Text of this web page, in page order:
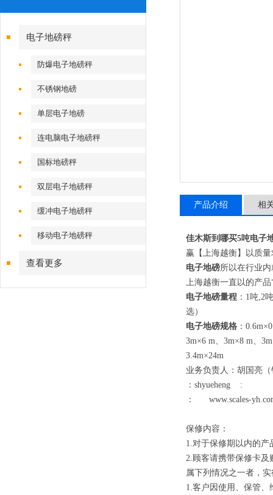
电子地磅秤
防爆电子地磅秤
不锈钢地磅
单层电子地磅
连电脑电子地磅秤
国标地磅秤
双层电子地磅秤
缓冲电子地磅秤
移动电子地磅秤
查看更多
产品介绍 相
佳木斯到哪买5吨电子
赢【上海越衡】以质
电子地磅所以在行业
上海越衡一直以的产品
电子地磅量程 ： 1吨,2吨
选）
电子地磅规格 ：
3m×6 m、 3m×8 m、
3.4m×24m
业务负责人：胡国亮
： shyueheng :
：
www.scales-
保修内容：
1.对于保修期以内的产
2. 顾客请携带保修卡及
属下列情况之一者，
1.客户因使用、保管